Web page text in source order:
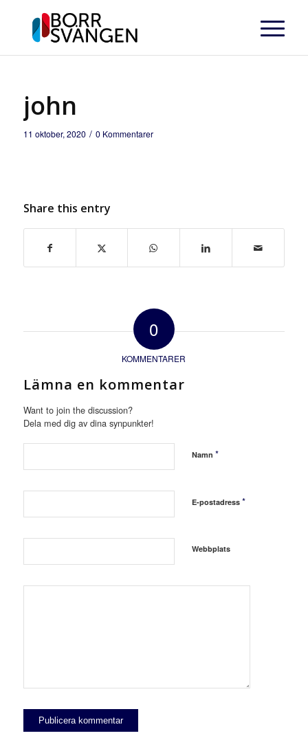
john
11 oktober, 2020 / 0 Kommentarer
Share this entry
0
KOMMENTARER
Lämna en kommentar
Want to join the discussion?
Dela med dig av dina synpunkter!
Namn *
E-postadress *
Webbplats